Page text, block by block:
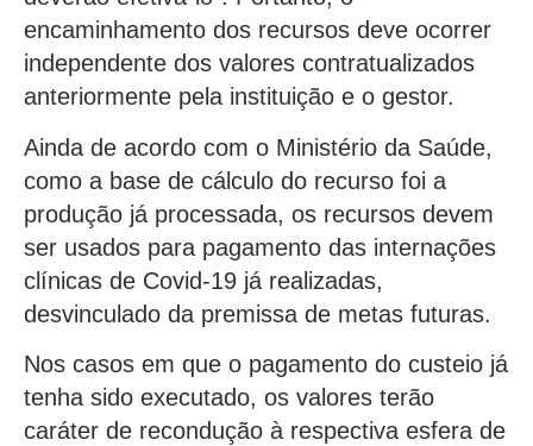
encaminhamento dos recursos deve ocorrer
independente dos valores contratualizados
anteriormente pela instituição e o gestor.
Ainda de acordo com o Ministério da Saúde,
como a base de cálculo do recurso foi a
produção já processada, os recursos devem
ser usados para pagamento das internações
clínicas de Covid-19 já realizadas,
desvinculado da premissa de metas futuras.
Nos casos em que o pagamento do custeio já
tenha sido executado, os valores terão
caráter de recondução à respectiva esfera de